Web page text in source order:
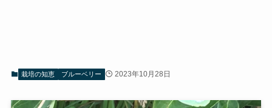
栽培の知恵 ブルーベリー 2023年10月28日